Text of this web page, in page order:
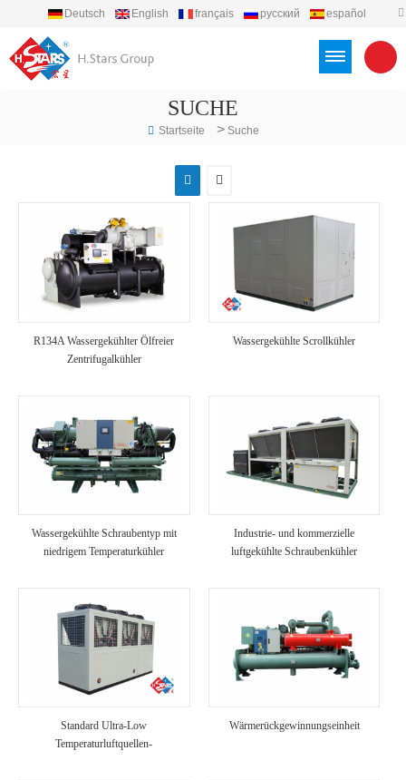
Deutsch English français русский
español
SUCHE
Startseite > Suche
R134A Wassergekühlter Ölfreier
Zentrifugalkühler
Wassergekühlte Scrollkühler
Wassergekühlte Schraubentyp mit
niedrigem Temperaturkühler
Industrie- und kommerzielle
luftgekühlte Schraubenkühler
Standard Ultra-Low
Temperaturluftquellen-
Wärmerückgewinnungseinheit